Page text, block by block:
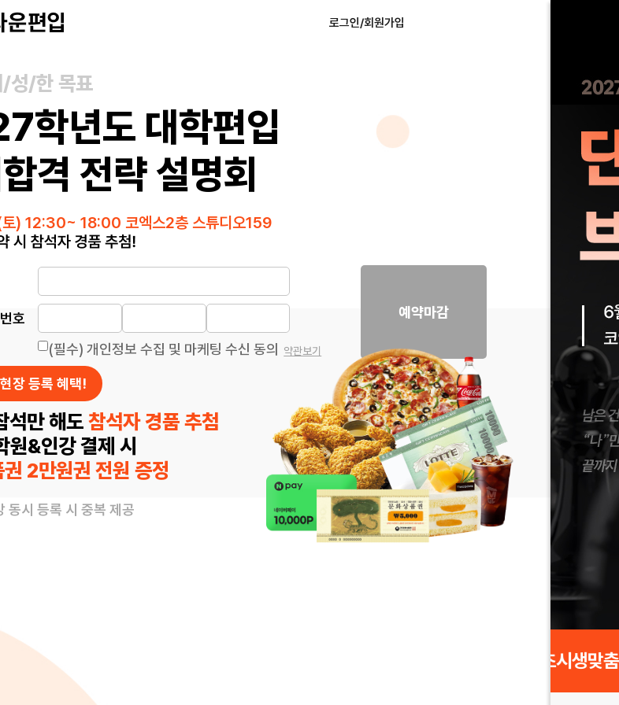
로그인/회원가입
성/한 목표
학년도 대학편입
격 전략 설명회
) 12:30~ 18:00 코엑스2층 스튜디오159
호
(필수) 개인정보 수집 및 마케팅 수신 동의
약관보기
예약마감
장 등록 혜택!
석만 해도참석자 경품 추첨
원&인강 결제 시
2만원권 전원 증정
동시 등록 시 중복 제공
#2027편입 #역대급모집인원 #편입핵심정리 #초시생맞춤형